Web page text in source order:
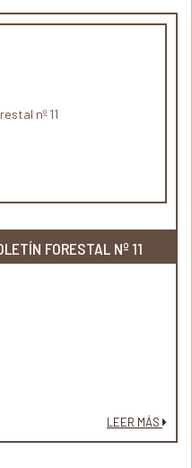
FORESTAL Nº 11
LEER MÁS